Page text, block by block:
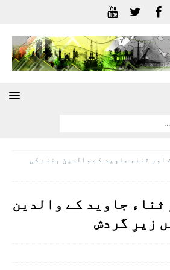
اور ثناء جاوید کے والدین بننے کی
ثناء جاوید کے والدین
زیرِ گردش